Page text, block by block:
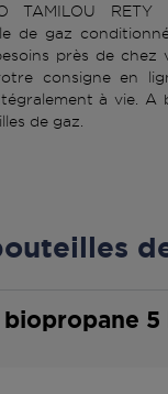
TAMILOU
de gaz
près de chez
consigne en
à vie.
de gaz.
biopropane 5